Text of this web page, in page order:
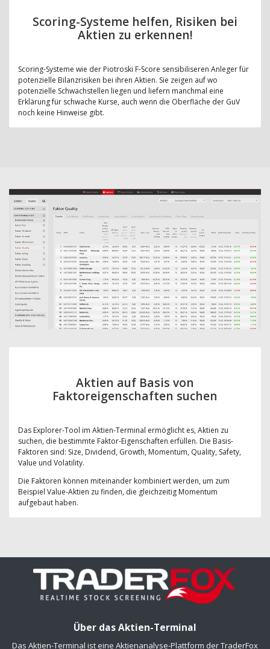
Scoring-Systeme helfen, Risiken bei
Aktien zu erkennen!
Scoring-Systeme wie der Piotroski F-Score sensibiliseren Anleger für
potenzielle Bilanzrisiken bei ihren Aktien. Sie zeigen auf wo
potenzielle Schwachstellen liegen und liefern manchmal eine
Erklärung für schwache Kurse, auch wenn die Oberfläche der GuV
noch keine Hinweise gibt.
Aktien auf Basis von
Faktoreigenschaften suchen
Das Explorer-Tool im Aktien-Terminal ermöglicht es, Aktien zu
suchen, die bestimmte Faktor-Eigenschaften erfüllen. Die Basis-
Faktoren sind: Size, Dividend, Growth, Momentum, Quality, Safety,
Value und Volatility.
Die Faktoren können miteinander kombiniert werden, um zum
Beispiel Value-Aktien zu finden, die gleichzeitig Momentum
aufgebaut haben.
Über das Aktien-Terminal
Das Aktien-Terminal ist eine Aktienanalyse-Plattform der TraderFox